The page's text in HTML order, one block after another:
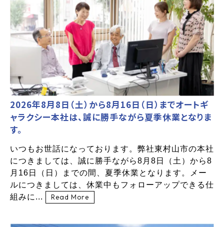
2026年8月8日（土）から8月16日（日）までオートギ
ャラクシー本社は、誠に勝手ながら夏季休業となりま
す。
いつもお世話になっております。弊社東村山市の本社
につきましては、誠に勝手ながら8月8日（土）から8
月16日（日）までの間、夏季休業となります。メー
ルにつきましては、休業中もフォローアップできる仕
組みに...
Read More